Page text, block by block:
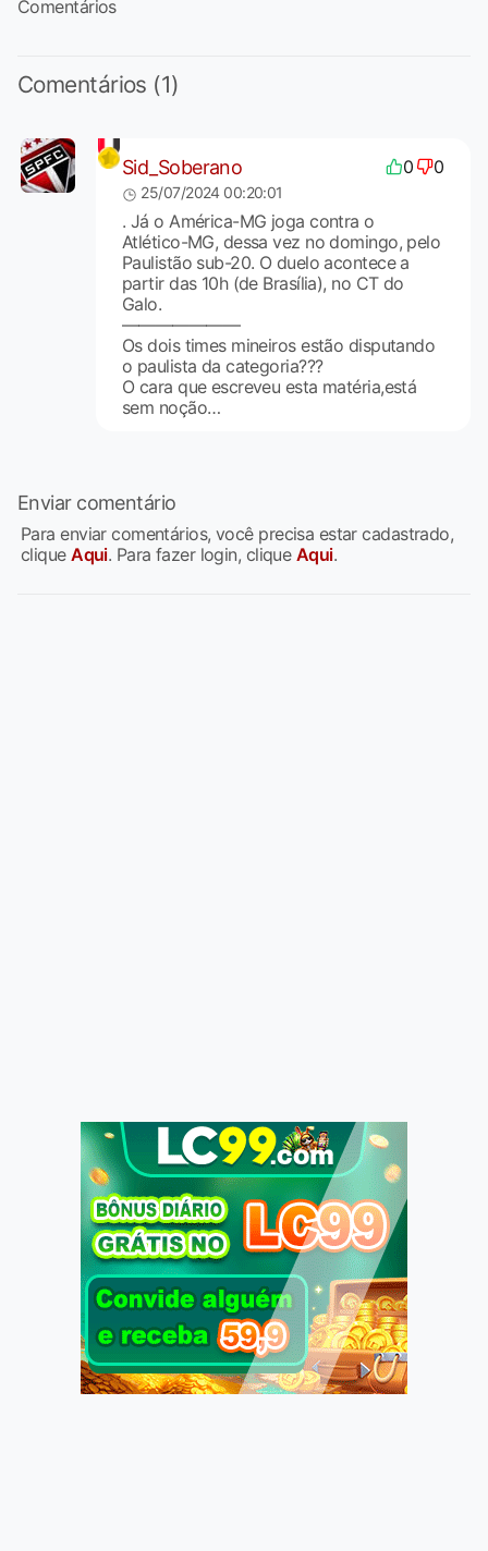
Comentários
Comentários (1)
Sid_Soberano 0 0
25/07/2024 00:20:01
. Já o América-MG joga contra o
Atlético-MG, dessa vez no domingo, pelo
Paulistão sub-20. O duelo acontece a
partir das 10h (de Brasília), no CT do
Galo.
———————
Os dois times mineiros estão disputando
o paulista da categoria???
O cara que escreveu esta matéria,está
sem noção…
Enviar comentário
Para enviar comentários, você precisa estar cadastrado,
cliqueAqui. Para fazer login, clique Aqui.